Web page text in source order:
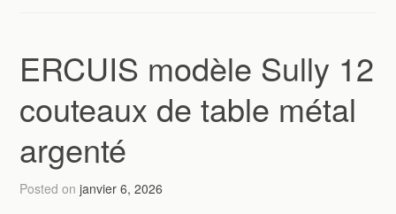
ERCUIS modèle Sully 12
couteaux de table métal
argenté
Posted onjanvier 6, 2026